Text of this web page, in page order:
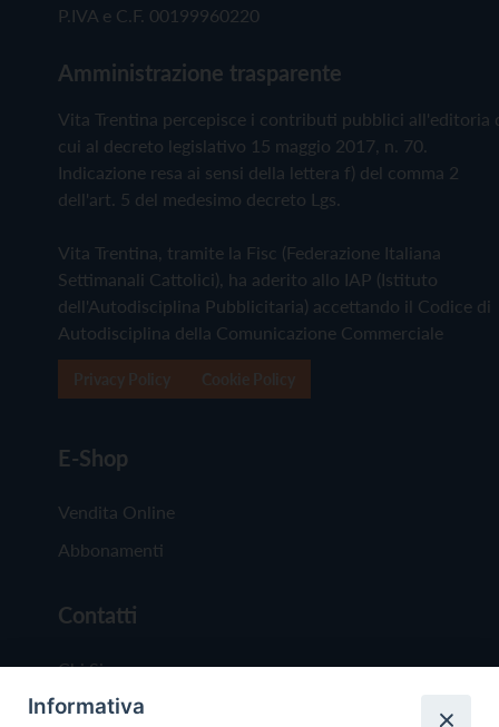
P.IVA e C.F. 00199960220
Amministrazione trasparente
Vita Trentina percepisce i contributi pubblici all'editoria
cui al decreto legislativo 15 maggio 2017, n. 70.
Indicazione resa ai sensi della lettera f) del comma 2
dell'art. 5 del medesimo decreto Lgs.
Vita Trentina, tramite la Fisc (Federazione Italiana
Settimanali Cattolici), ha aderito allo IAP (Istituto
dell'Autodisciplina Pubblicitaria) accettando il Codice di
Autodisciplina della Comunicazione Commerciale
E-Shop
Vendita Online
Abbonamenti
Contatti
Chi Siamo
Redazione
Informativa